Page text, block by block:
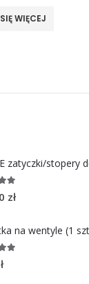
WIĘCEJ
of 5
zł
na wentyle (1
of 5